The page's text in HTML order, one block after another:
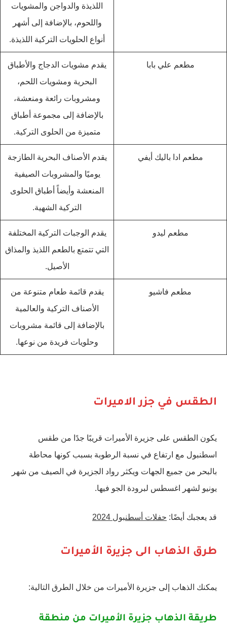
اللذيذة والدواجن والمشويات
واللحوم، بالإضافة إلى أشهر
أنواع الحلويات التركية اللذيذة.
مطعم علي بابا
يقدم مشويات الدجاج والأطباق
البحرية ومشويات اللحم،
ومشروبات رائعة ومنعشة،
بالإضافة إلى مجموعة أطباق
متميزة من الحلوى التركية.
مطعم ادا باليك أيفي
يقدم الأصناف البحرية الطازجة
يوميًا والمشروبات الصيفية
المنعشة وأيضاً أطباق الحلوى
التركية الشهية.
مطعم ليدو
يقدم الوجبات التركية المختلفة
التي تتمتع بالطعم اللذيذ والمذاق
الأصيل.
مطعم فاشيو
يقدم قائمة طعام متنوعة من
الأصناف التركية والعالمية
بالإضافة إلى قائمة مشروبات
وحلويات فريدة من نوعها.
الطقس في جزر الاميرات
يكون الطقس على جزيرة الأميرات قريبًا جدًا من طقس
اسطنبول مع ارتفاع في نسبة الرطوبة بسبب كونها محاطة
بالبحر من جميع الجهات ويكثر رواد الجزيرة في الصيف من شهر
يونيو لشهر اغسطس لبرودة الجو فيها.
قد يعجبك أيضًا: حفلات أسطنبول 2024
طرق الذهاب الى جزيرة الأميرات
يمكنك الذهاب إلى جزيرة الأميرات من خلال الطرق التالية:
طريقة الذهاب جزيرة الأميرات من منطقة